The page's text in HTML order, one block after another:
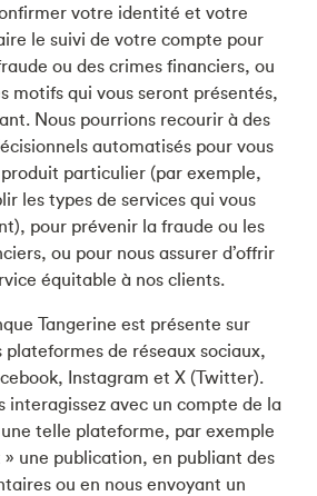
votre identité et votre
le suivi de votre compte pour
ou des crimes financiers, ou
motifs qui vous seront présentés,
Nous pourrions recourir à des
automatisés pour vous
particulier (par exemple,
les types de services qui vous
pour prévenir la fraude ou les
ou pour nous assurer d’offrir
équitable à nos clients.
Tangerine est présente sur
de réseaux sociaux,
Instagram et X (Twitter).
interagissez avec un compte de la
telle plateforme, par exemple
une publication, en publiant des
ou en nous envoyant un